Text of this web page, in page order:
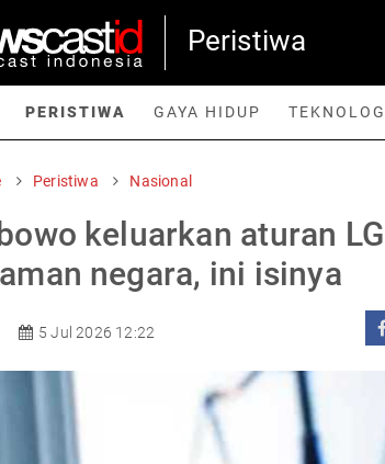
Peristiwa
PERISTIWA GAYA HIDUP
Peristiwa Nasional
keluarkan aturan
negara, ini isinya
5 Jul 2026 12:22